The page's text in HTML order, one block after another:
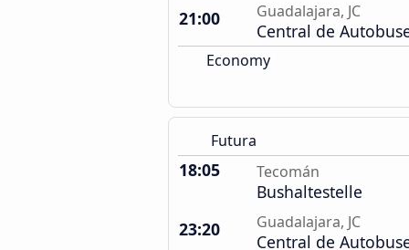
21:00
Guadalajara, JC
Central de
Economy
Futura
18:05 Tecomán
Bushaltestelle
23:20
Guadalajara, JC
Central de